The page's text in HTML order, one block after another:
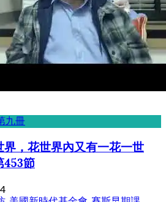
九冊
，花世界內又有一花一世
453節